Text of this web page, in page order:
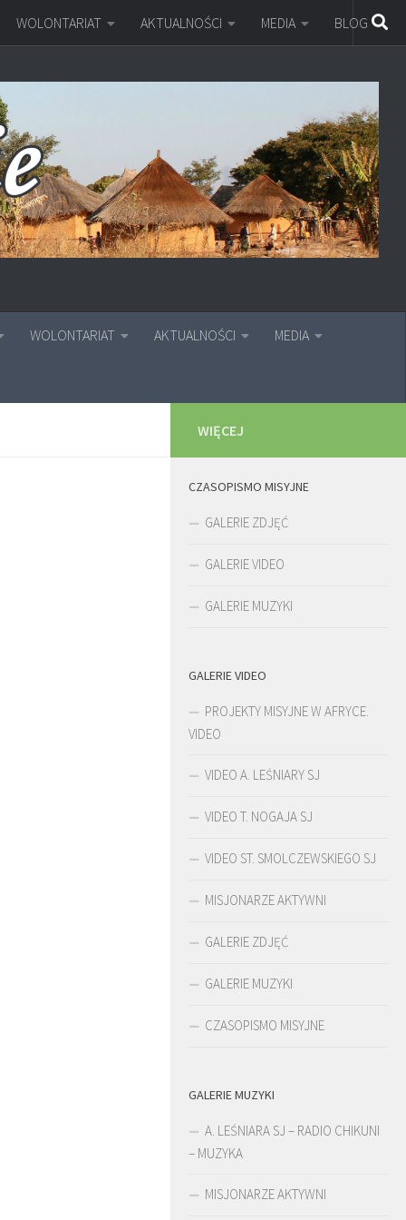
WOLONTARIAT AKTUALNOŚCI MEDIA BLOG
WOLONTARIAT AKTUALNOŚCI MEDIA
WIĘCEJ
CZASOPISMO MISYJNE
GALERIE ZDJĘĆ
GALERIE VIDEO
GALERIE MUZYKI
GALERIE VIDEO
PROJEKTY MISYJNE W AFRYCE.
VIDEO
VIDEO A. LEŚNIARY SJ
VIDEO T. NOGAJA SJ
VIDEO ST. SMOLCZEWSKIEGO SJ
MISJONARZE AKTYWNI
GALERIE ZDJĘĆ
GALERIE MUZYKI
CZASOPISMO MISYJNE
GALERIE MUZYKI
A. LEŚNIARA SJ – RADIO CHIKUNI
– MUZYKA
MISJONARZE AKTYWNI